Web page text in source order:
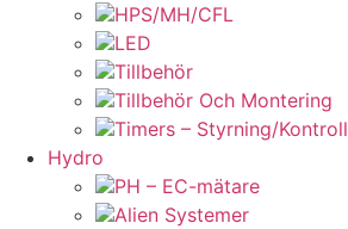
HPS/MH/CFL
LED
Tillbehör
Tillbehör Och Montering
Timers – Styrning/Kontroll
Hydro
PH – EC-mätare
Alien Systemer